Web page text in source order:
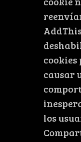
causar
los